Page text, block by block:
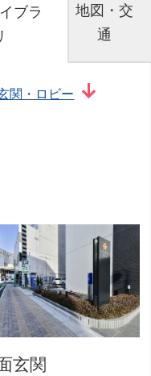
ブラ
地図・交
通
関・ロビー
玄関